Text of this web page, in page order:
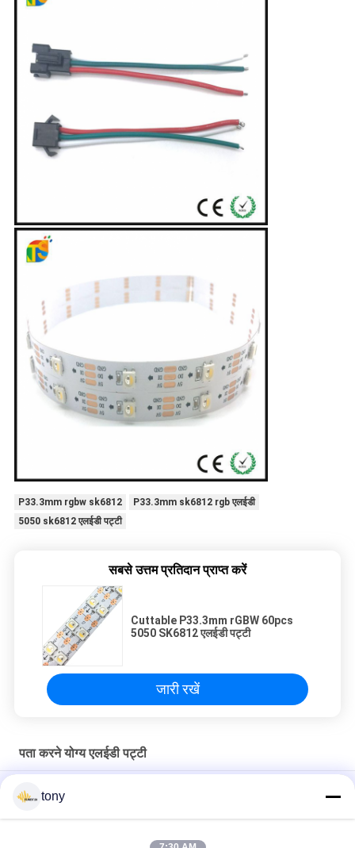
P33.3mm rgbw sk6812
P33.3mm sk6812 rgb एलईडी
5050 sk6812 एलईडी पट्टी
सबसे उत्तम प्रतिदान प्राप्त करें
Cuttable P33.3mm rGBW 60pcs
5050 SK6812 एलईडी पट्टी
जारी रखें
पता करने योग्य एलईडी पट्टी
256pixels 16 * 16 पता करने योग्य एलईडी डॉट मैट्रिक्स WS2812b एलईडी
tony